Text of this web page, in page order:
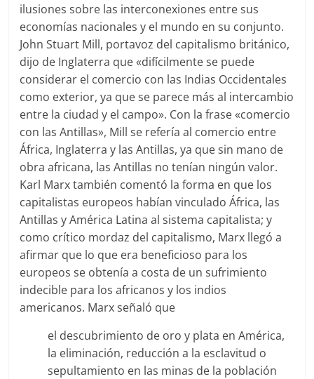
ilusiones sobre las interconexiones entre sus
economías nacionales y el mundo en su conjunto.
John Stuart Mill, portavoz del capitalismo británico,
dijo de Inglaterra que «difícilmente se puede
considerar el comercio con las Indias Occidentales
como exterior, ya que se parece más al intercambio
entre la ciudad y el campo». Con la frase «comercio
con las Antillas», Mill se refería al comercio entre
África, Inglaterra y las Antillas, ya que sin mano de
obra africana, las Antillas no tenían ningún valor.
Karl Marx también comentó la forma en que los
capitalistas europeos habían vinculado África, las
Antillas y América Latina al sistema capitalista; y
como crítico mordaz del capitalismo, Marx llegó a
afirmar que lo que era beneficioso para los
europeos se obtenía a costa de un sufrimiento
indecible para los africanos y los indios
americanos. Marx señaló que
el descubrimiento de oro y plata en América,
la eliminación, reducción a la esclavitud o
sepultamiento en las minas de la población